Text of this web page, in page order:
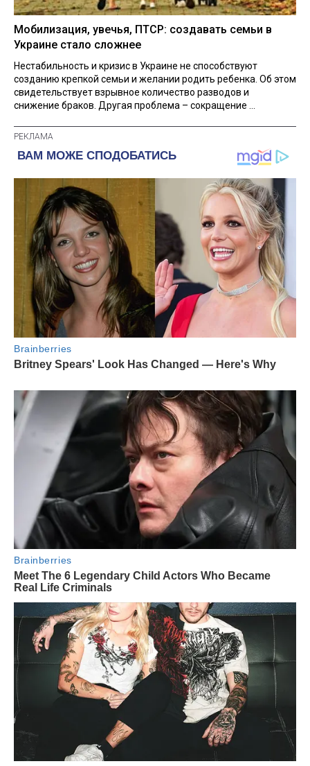
Мобилизация, увечья, ПТСР: создавать семьи в
Украине стало сложнее
Нестабильность и кризис в Украине не способствуют
созданию крепкой семьи и желании родить ребенка. Об этом
свидетельствует взрывное количество разводов и
снижение браков. Другая проблема – сокращение ...